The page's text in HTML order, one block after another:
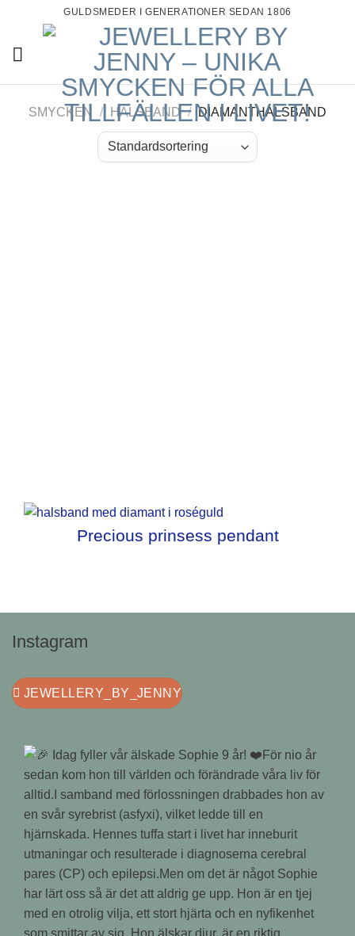
content
GULDSMEDER I GENERATIONER SEDAN 1806
SMYCKEN / HALSBAND / DIAMANTHALSBAND
Precious prinsess pendant
Instagram
JEWELLERY_BY_JENNY